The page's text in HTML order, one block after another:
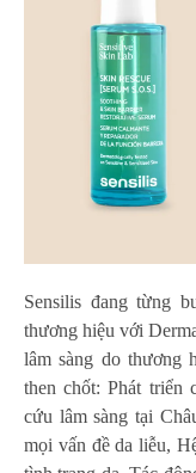
Sensilis đang từng
thương hiệu với
lâm sàng do thương
then chốt: Phát triển
cứu lâm sàng tại
mọi vấn đề da liễu,